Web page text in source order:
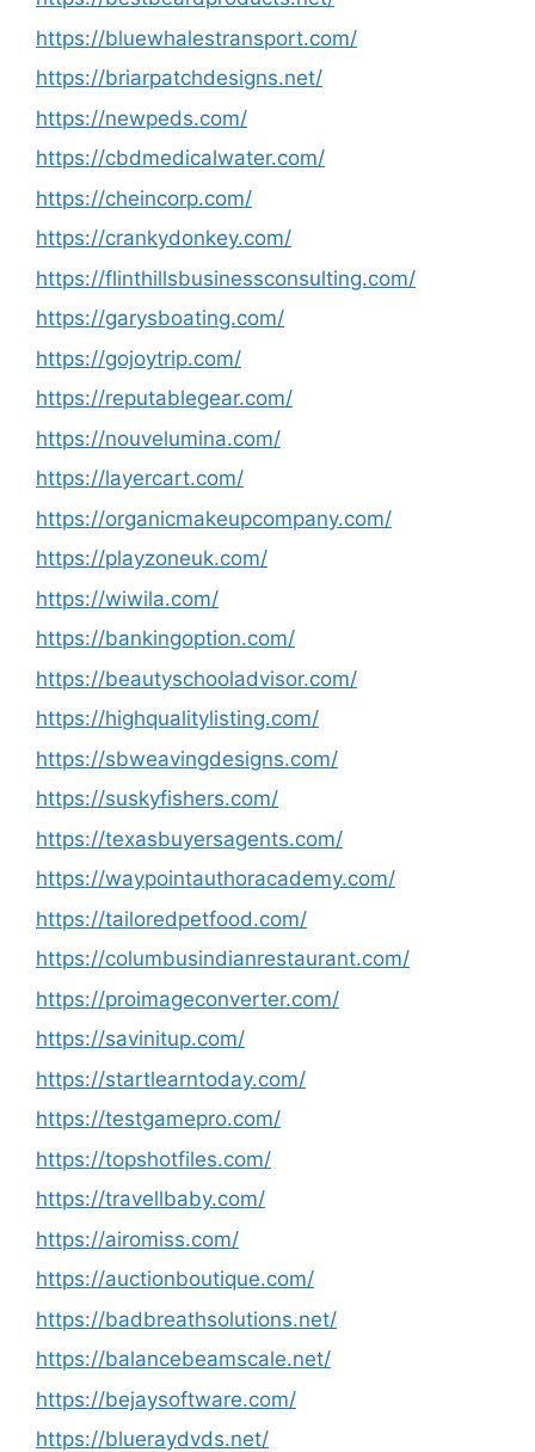
https://bluewhalestransport.com/
https://briarpatchdesigns.net/
https://newpeds.com/
https://cbdmedicalwater.com/
https://cheincorp.com/
https://crankydonkey.com/
https://flinthillsbusinessconsulting.com/
https://garysboating.com/
https://gojoytrip.com/
https://reputablegear.com/
https://nouvelumina.com/
https://layercart.com/
https://organicmakeupcompany.com/
https://playzoneuk.com/
https://wiwila.com/
https://bankingoption.com/
https://beautyschooladvisor.com/
https://highqualitylisting.com/
https://sbweavingdesigns.com/
https://suskyfishers.com/
https://texasbuyersagents.com/
https://waypointauthoracademy.com/
https://tailoredpetfood.com/
https://columbusindianrestaurant.com/
https://proimageconverter.com/
https://savinitup.com/
https://startlearntoday.com/
https://testgamepro.com/
https://topshotfiles.com/
https://travellbaby.com/
https://airomiss.com/
https://auctionboutique.com/
https://badbreathsolutions.net/
https://balancebeamscale.net/
https://bejaysoftware.com/
https://blueraydvds.net/